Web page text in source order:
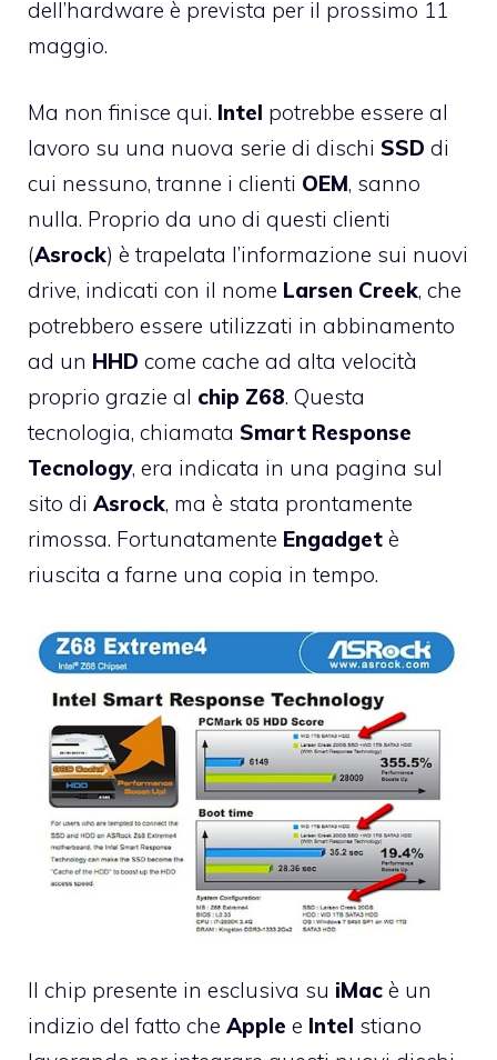
dell’hardware è prevista per il prossimo 11
maggio.
Ma non finisce qui. Intel potrebbe essere al
lavoro su una nuova serie di dischi SSD di
cui nessuno, tranne i clienti OEM, sanno
nulla. Proprio da uno di questi clienti
(Asrock) è trapelata l’informazione sui nuovi
drive, indicati con il nome Larsen Creek, che
potrebbero essere utilizzati in abbinamento
ad un HHD come cache ad alta velocità
proprio grazie al chip Z68. Questa
tecnologia, chiamata Smart Response
Tecnology, era indicata in una pagina sul
sito di Asrock, ma è stata prontamente
rimossa. Fortunatamente Engadget è
riuscita a farne una copia in tempo.
Il chip presente in esclusiva su iMac è un
indizio del fatto che Apple e Intel stiano